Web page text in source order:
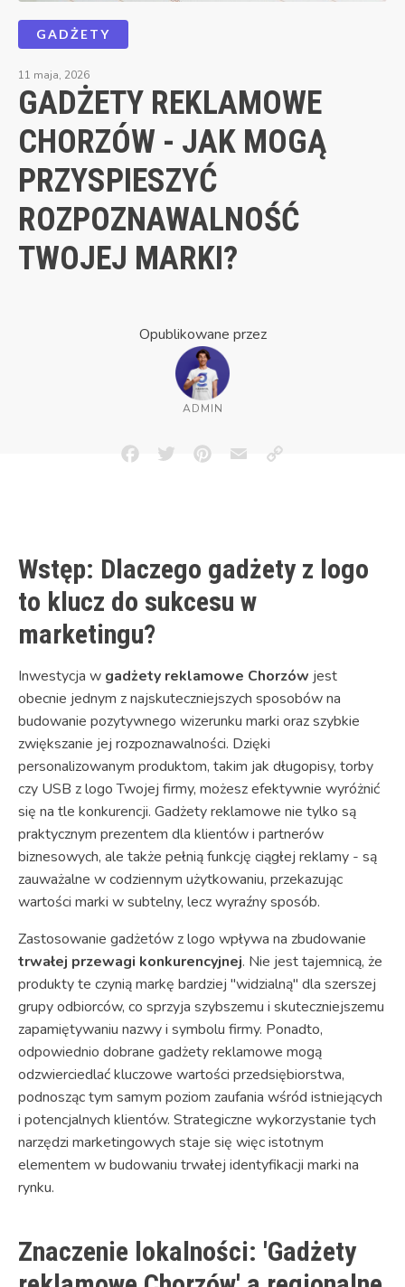
GADŻETY
11 maja, 2026
GADŻETY REKLAMOWE
CHORZÓW - JAK MOGĄ
PRZYSPIESZYĆ
ROZPOZNAWALNOŚĆ
TWOJEJ MARKI?
Opublikowane przez
ADMIN
FacebookTwitterPinterestEmailCopy
Wstęp: Dlaczego gadżety z logo
to klucz do sukcesu w
marketingu?
Inwestycja w gadżety reklamowe Chorzów jest
obecnie jednym z najskuteczniejszych sposobów na
budowanie pozytywnego wizerunku marki oraz szybkie
zwiększanie jej rozpoznawalności. Dzięki
personalizowanym produktom, takim jak długopisy, torby
czy USB z logo Twojej firmy, możesz efektywnie wyróżnić
się na tle konkurencji. Gadżety reklamowe nie tylko są
praktycznym prezentem dla klientów i partnerów
biznesowych, ale także pełnią funkcję ciągłej reklamy - są
zauważalne w codziennym użytkowaniu, przekazując
wartości marki w subtelny, lecz wyraźny sposób.
Zastosowanie gadżetów z logo wpływa na zbudowanie
trwałej przewagi konkurencyjnej. Nie jest tajemnicą, że
produkty te czynią markę bardziej "widzialną" dla szerszej
grupy odbiorców, co sprzyja szybszemu i skuteczniejszemu
zapamiętywaniu nazwy i symbolu firmy. Ponadto,
odpowiednio dobrane gadżety reklamowe mogą
odzwierciedlać kluczowe wartości przedsiębiorstwa,
podnosząc tym samym poziom zaufania wśród istniejących
i potencjalnych klientów. Strategiczne wykorzystanie tych
narzędzi marketingowych staje się więc istotnym
elementem w budowaniu trwałej identyfikacji marki na
rynku.
Znaczenie lokalności: 'Gadżety